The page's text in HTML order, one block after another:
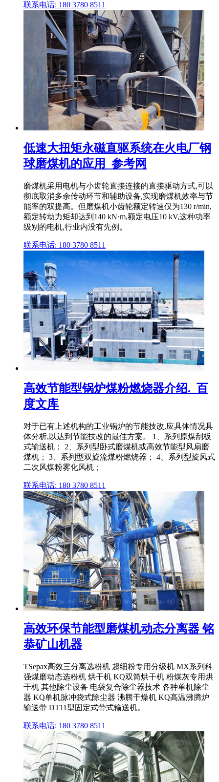
联系电话: 180 3780 8511
低速大扭矩永磁直驱系统在火电厂钢
球磨煤机的应用_参考网
磨煤机采用电机与小齿轮直接连接的直接驱动方式,可以
彻底取消多余传动环节和辅助设备,实现磨煤机效率与节
能率的双提高。但磨煤机小齿轮额定转速仅为130 r/min,
额定转动力矩却达到140 kN·m,额定电压10 kV,这种功率
级别的电机,行业内没有先例。
联系电话: 180 3780 8511
高效节能型锅炉煤粉燃烧器介绍._百
度文库
对于已有上述机构的工业锅炉的节能技改,应具体情况具
体分析,以达到节能技改的最佳方案。 1、系列原煤刮板
式输送机； 2、系列型卧式磨煤机或高效节能型风扇磨
煤机； 3、系列型双旋流煤粉燃烧器； 4、系列型旋风式
二次风煤粉雾化风机；
联系电话: 180 3780 8511
高效环保节能型磨煤机动态分离器 铭
恭矿山机器
TSepax高效三分离选粉机 超细粉专用分级机 MX系列科
强煤磨动态选粉机 烘干机 KQ双筒烘干机 粉煤灰专用烘
干机 其他除尘设备 电袋复合除尘器技术 各种单机除尘
器 KQ单机脉冲袋式除尘器 沸腾干燥机 KQ高温沸腾炉
输送带 DT11型固定式带式输送机。
联系电话: 180 3780 8511